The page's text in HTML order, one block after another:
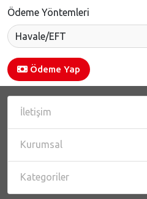
Ödeme Yöntemleri
Ödeme Yap
İletişim
Kurumsal
Kategoriler